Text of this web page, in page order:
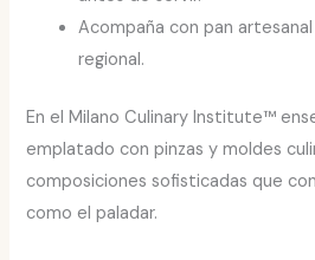
Acompaña con pan
regional.
En el Milano Culinary Institute™
emplatado con pinzas y moldes
composiciones sofisticadas que
como el paladar.